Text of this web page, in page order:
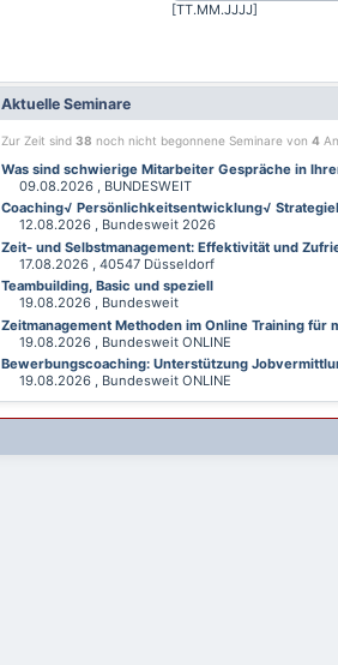
[TT.MM.JJJJ]
Aktuelle Seminare
Zur Zeit sind 38 noch nicht begonnene Seminare von 4
Was sind schwierige Mitarbeiter Gespräche in
09.08.2026 , BUNDESWEIT
Coaching√ Persönlichkeitsentwicklung√
12.08.2026 , Bundesweit 2026
Zeit- und Selbstmanagement: Effektivität und
17.08.2026 , 40547 Düsseldorf
Teambuilding, Basic und speziell
19.08.2026 , Bundesweit
Zeitmanagement Methoden im Online Training für
19.08.2026 , Bundesweit ONLINE
Bewerbungscoaching: Unterstützung
19.08.2026 , Bundesweit ONLINE